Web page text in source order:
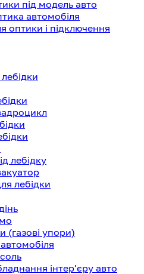
під модель авто
автомобіля
оптики і підключення
лебідку
лебідки
(газові упори)
інтер'єру авто